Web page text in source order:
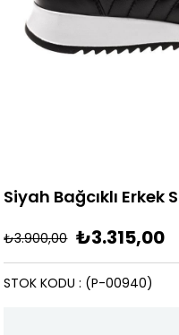
Siyah Bağcıklı Erkek
₺3.900,00 ₺3.315,00
(P-00940)
STOK KODU